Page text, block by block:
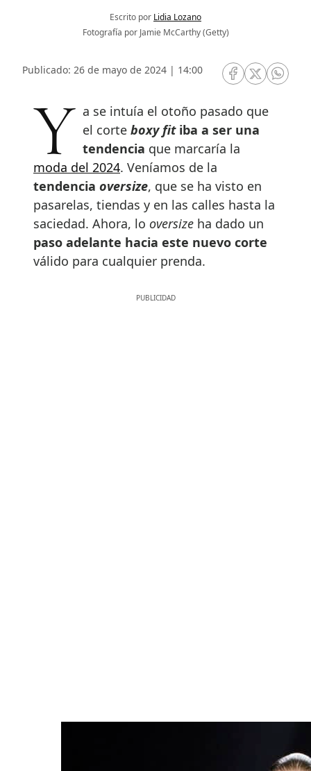
Escrito por Lidia Lozano
Fotografía por Jamie McCarthy (Getty)
Publicado: 26 de mayo de 2024 | 14:00
RRSS Facebook
RRSSRRSS
Ya se intuía el otoño pasado que el corteboxy fitiba a ser una
tendencia que marcaría la
moda del 2024. Veníamos de la
tendencia oversize, que se ha visto en
pasarelas, tiendas y en las calles hasta la
saciedad. Ahora, lo oversize ha dado un
paso adelante hacia este nuevo corte
válido para cualquier prenda.